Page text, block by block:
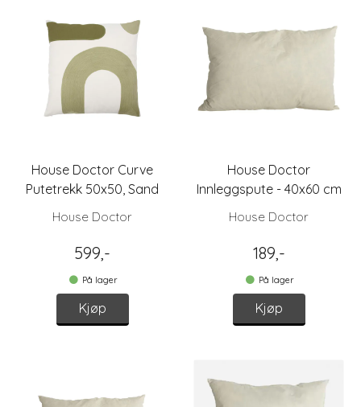
House Doctor Curve
Putetrekk 50x50, Sand
House Doctor
599,-
På lager
Kjøp
House Doctor
Innleggspute - 40x60 cm
House Doctor
189,-
På lager
Kjøp